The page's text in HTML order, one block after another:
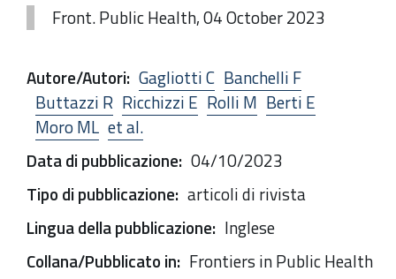
Front. Public Health, 04 October 2023
Autore/Autori: Gagliotti C Banchelli F
Buttazzi R Ricchizzi E Rolli M Berti E
Moro ML et al.
Data di pubblicazione: 04/10/2023
Tipo di pubblicazione: articoli di rivista
Lingua della pubblicazione: Inglese
Collana/Pubblicato in: Frontiers in Public Health